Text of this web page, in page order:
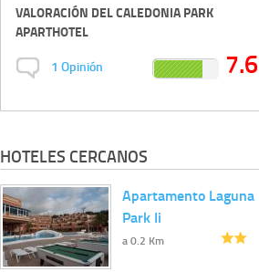
VALORACIÓN DELCALEDONIA PARK
APARTHOTEL
1 Opinión 7.6
HOTELES CERCANOS
Apartamento Laguna
Park Ii
a 0.2 Km